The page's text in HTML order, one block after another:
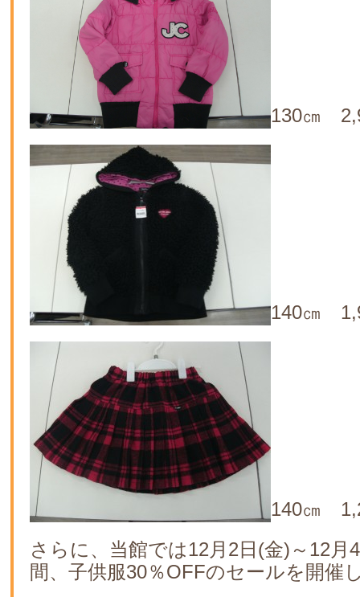
130㎝
140㎝
140㎝
さらに、当館では12月2日(金)～12月
間、子供服30％OFFのセールを開催